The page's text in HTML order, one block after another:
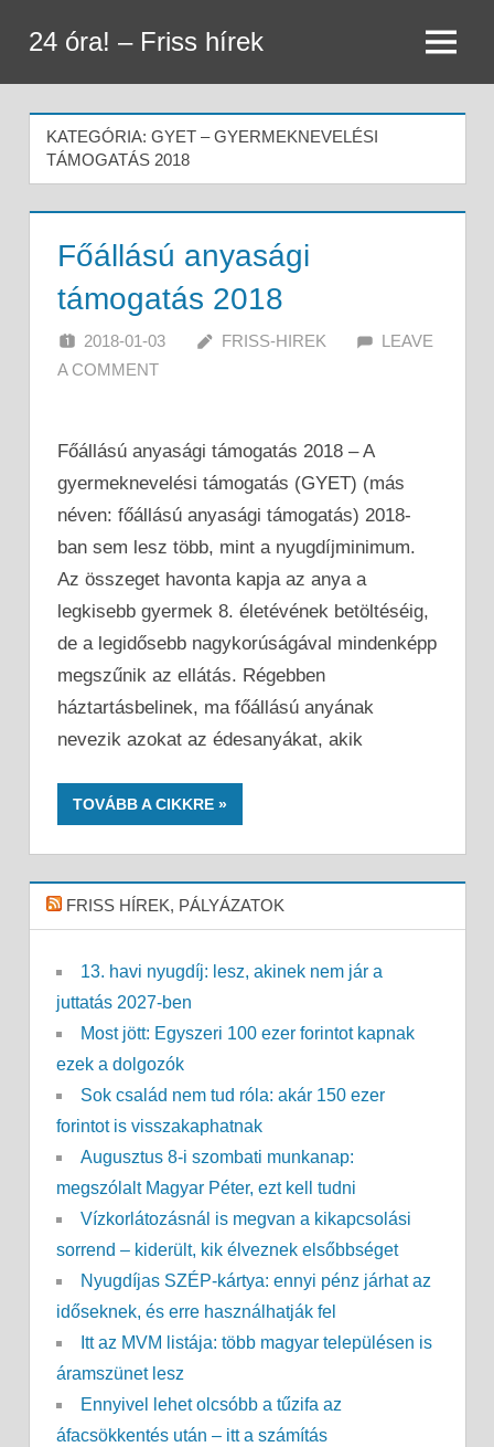
content
24 óra! – Friss hírek Menu
KATEGÓRIA: GYET – GYERMEKNEVELÉSI
TÁMOGATÁS 2018
Főállású anyasági
támogatás 2018
2018-01-03 FRISS-HIREK
LEAVE
A COMMENT
Főállású anyasági támogatás 2018 – A
gyermeknevelési támogatás (GYET) (más
néven: főállású anyasági támogatás) 2018-
ban sem lesz több, mint a nyugdíjminimum.
Az összeget havonta kapja az anya a
legkisebb gyermek 8. életévének betöltéséig,
de a legidősebb nagykorúságával mindenképp
megszűnik az ellátás. Régebben
háztartásbelinek, ma főállású anyának
nevezik azokat az édesanyákat, akik
TOVÁBB A CIKKRE
FRISS HÍREK, PÁLYÁZATOK
13. havi nyugdíj: lesz, akinek nem jár a
juttatás 2027-ben
Most jött: Egyszeri 100 ezer forintot kapnak
ezek a dolgozók
Sok család nem tud róla: akár 150 ezer
forintot is visszakaphatnak
Augusztus 8-i szombati munkanap:
megszólalt Magyar Péter, ezt kell tudni
Vízkorlátozásnál is megvan a kikapcsolási
sorrend – kiderült, kik élveznek elsőbbséget
Nyugdíjas SZÉP-kártya: ennyi pénz járhat az
időseknek, és erre használhatják fel
Itt az MVM listája: több magyar településen is
áramszünet lesz
Ennyivel lehet olcsóbb a tűzifa az
áfacsökkentés után – itt a számítás